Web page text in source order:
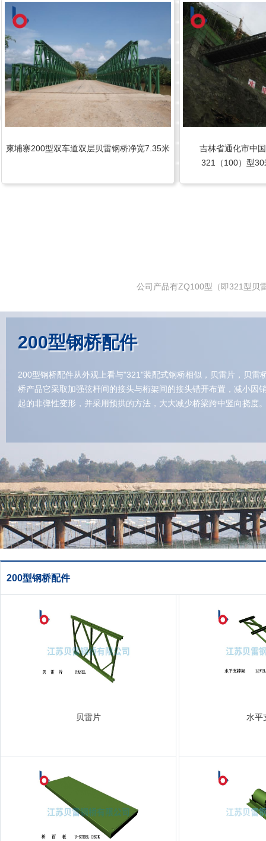
柬埔寨200型双车道双层贝雷钢桥净宽7.35米
吉林省通化市中
321（100）型
公司产品有ZQ100型（即321型贝
200型钢桥配件
200型钢桥配件从外观上看与"321"装配式钢桥相似，贝雷片，贝雷
桥产品它采取加强弦杆间的接头与桁架间的接头错开布置，减小因
起的非弹性变形，并采用预拱的方法，大大减少桥梁跨中竖向挠度
200型钢桥配件
贝雷片 水平